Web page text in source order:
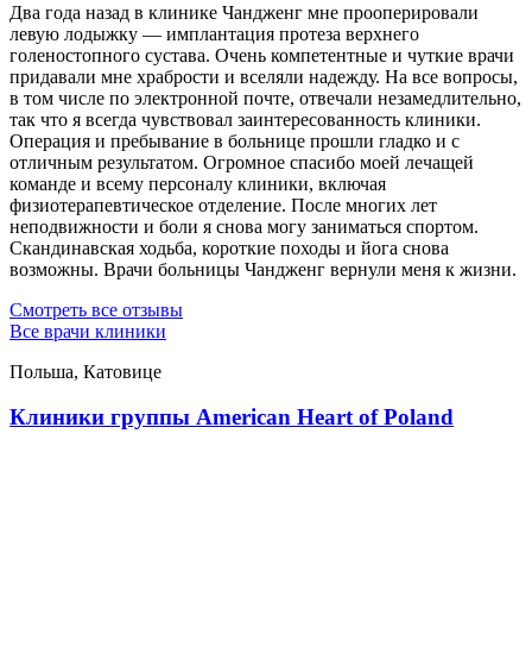
Два года назад в клинике Чандженг мне прооперировали
левую лодыжку — имплантация протеза верхнего
голеностопного сустава. Очень компетентные и чуткие врачи
придавали мне храбрости и вселяли надежду. На все вопросы,
в том числе по электронной почте, отвечали незамедлительно,
так что я всегда чувствовал заинтересованность клиники.
Операция и пребывание в больнице прошли гладко и с
отличным результатом. Огромное спасибо моей лечащей
команде и всему персоналу клиники, включая
физиотерапевтическое отделение. После многих лет
неподвижности и боли я снова могу заниматься спортом.
Скандинавская ходьба, короткие походы и йога снова
возможны. Врачи больницы Чандженг вернули меня к жизни.
Смотреть все отзывы
Все врачи клиники
Польша, Катовице
Клиники группы American Heart of Poland